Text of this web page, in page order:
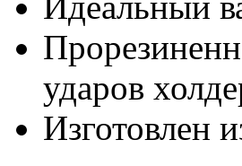
ударов
Изготовлен